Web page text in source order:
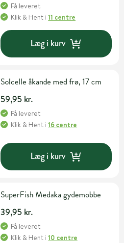
Få leveret
Klik & Hent i11 centre
Læg i kurv
Solcelle åkande med frø, 17 cm
59,95 kr.
Få leveret
Klik & Hent i16 centre
Læg i kurv
SuperFish Medaka gydemobbe
39,95 kr.
Få leveret
Klik & Hent i10 centre